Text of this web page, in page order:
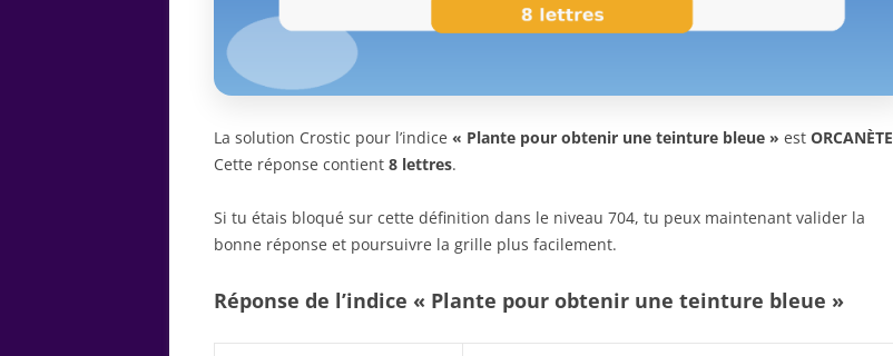
La solution Crostic pour l’indice « Plante pour obtenir une teinture bleue » est ORCANÈTE
Cette réponse contient 8 lettres.
Si tu étais bloqué sur cette définition dans le niveau 704, tu peux maintenant valider la
bonne réponse et poursuivre la grille plus facilement.
Réponse de l’indice « Plante pour obtenir une teinture bleue »